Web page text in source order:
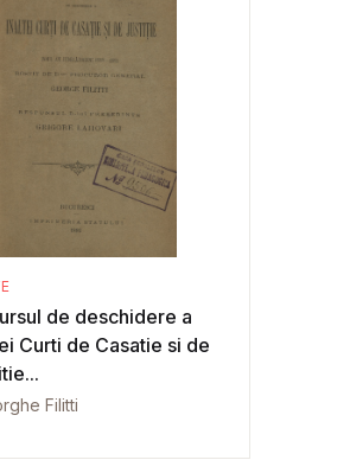
de deschidere a
Curti de Casatie si de
Filitti